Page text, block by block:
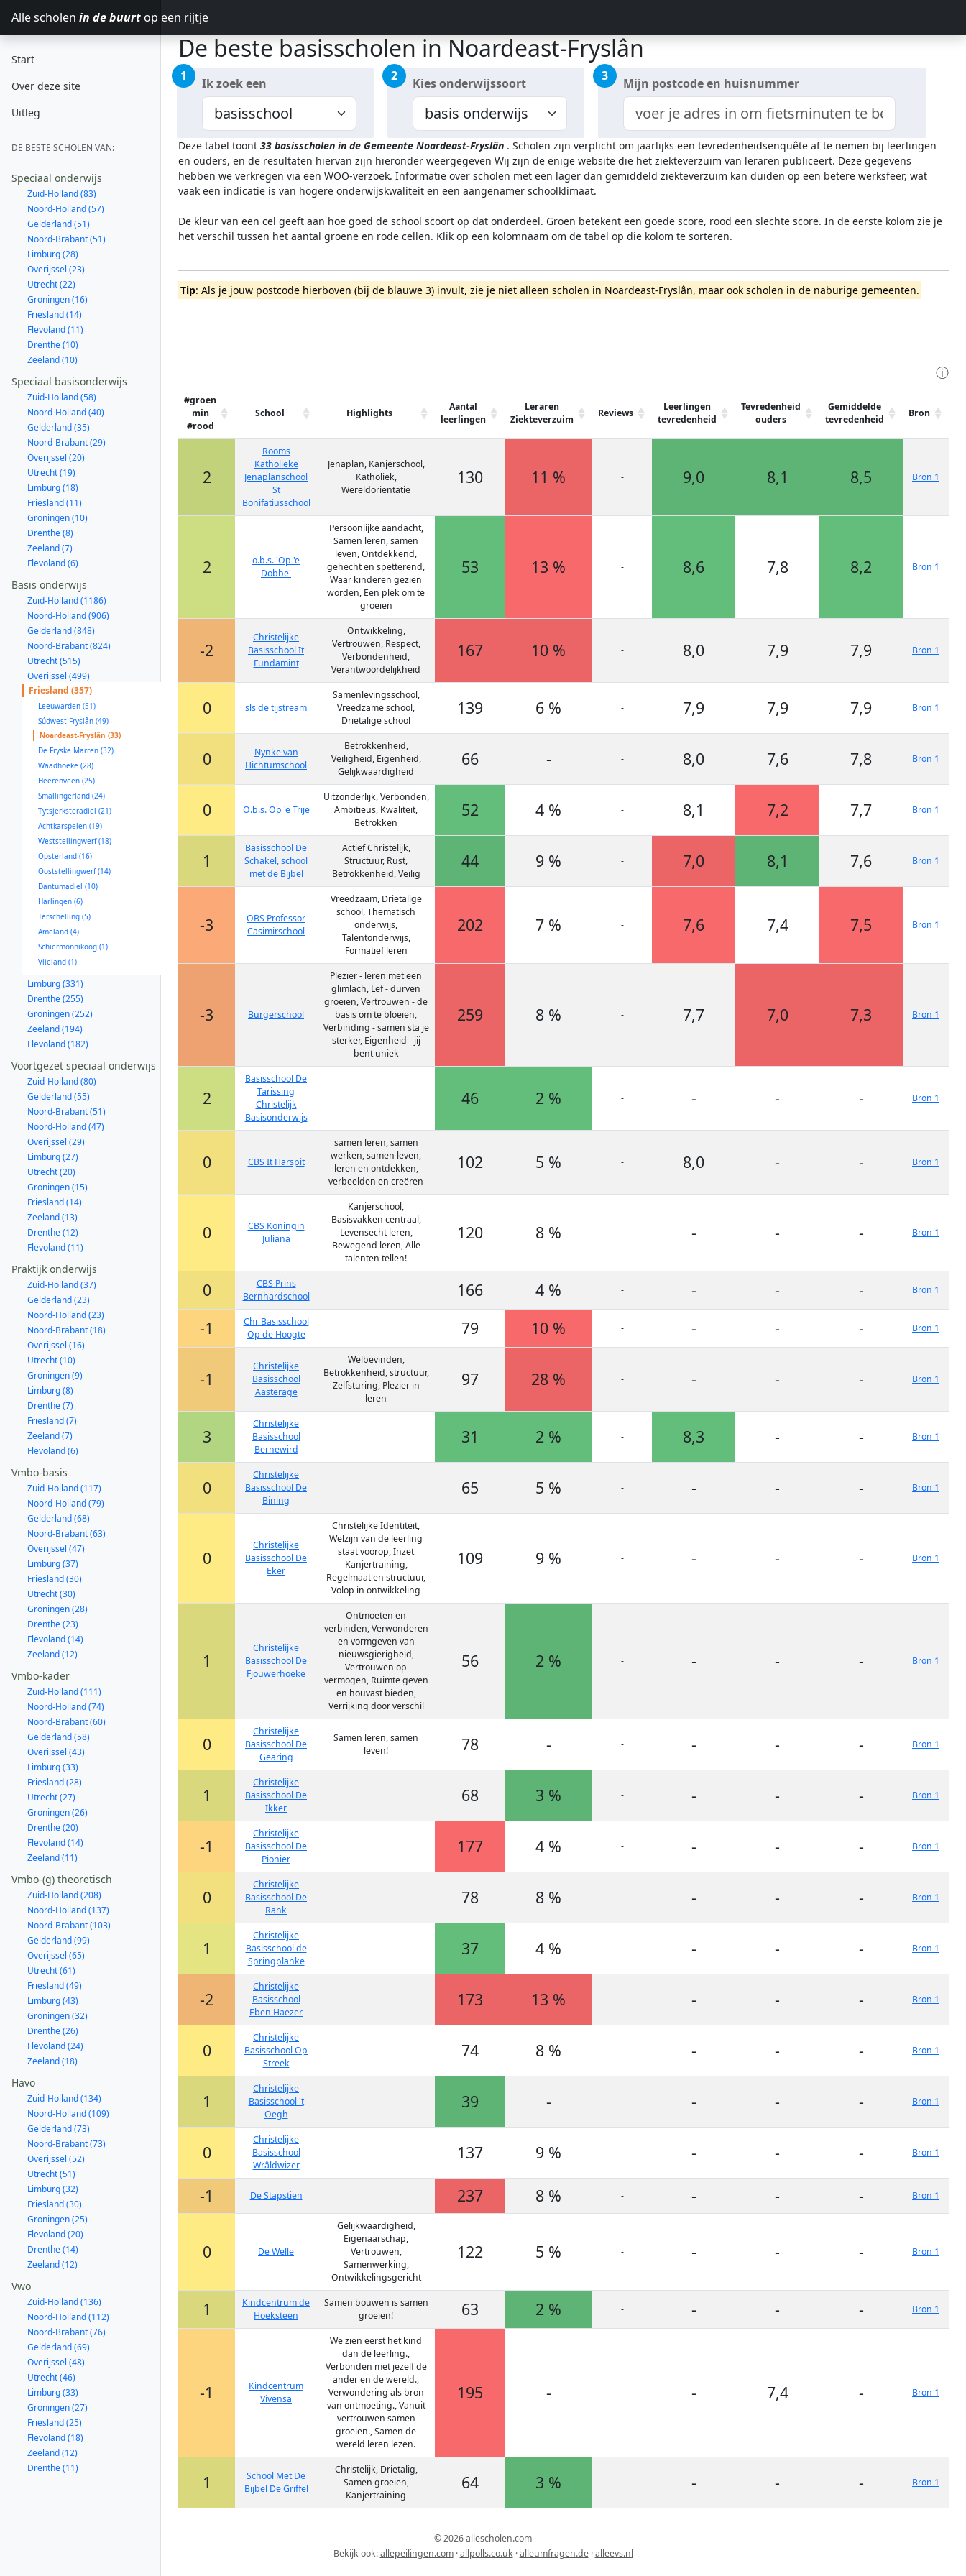
Alle scholen in de buurt op een rijtje
Start
Over deze site
Uitleg
DE BESTE SCHOLEN VAN:
Speciaal onderwijs
Zuid-Holland (83)
Noord-Holland (57)
Gelderland (51)
Noord-Brabant (51)
Limburg (28)
Overijssel (23)
Utrecht (22)
Groningen (16)
Friesland (14)
Flevoland (11)
Drenthe (10)
Zeeland (10)
Speciaal basisonderwijs
Zuid-Holland (58)
Noord-Holland (40)
Gelderland (35)
Noord-Brabant (29)
Overijssel (20)
Utrecht (19)
Limburg (18)
Friesland (11)
Groningen (10)
Drenthe (8)
Zeeland (7)
Flevoland (6)
Basis onderwijs
Zuid-Holland (1186)
Noord-Holland (906)
Gelderland (848)
Noord-Brabant (824)
Utrecht (515)
Overijssel (499)
Friesland (357)
Leeuwarden (51)
Súdwest-Fryslân (49)
Noardeast-Fryslân (33)
De Fryske Marren (32)
Waadhoeke (28)
Heerenveen (25)
Smallingerland (24)
Tytsjerksteradiel (21)
Achtkarspelen (19)
Weststellingwerf (18)
Opsterland (16)
Ooststellingwerf (14)
Dantumadiel (10)
Harlingen (6)
Terschelling (5)
Ameland (4)
Schiermonnikoog (1)
Vlieland (1)
Limburg (331)
Drenthe (255)
Groningen (252)
Zeeland (194)
Flevoland (182)
Voortgezet speciaal onderwijs
Zuid-Holland (80)
Gelderland (55)
Noord-Brabant (51)
Noord-Holland (47)
Overijssel (29)
Limburg (27)
Utrecht (20)
Groningen (15)
Friesland (14)
Zeeland (13)
Drenthe (12)
Flevoland (11)
Praktijk onderwijs
Zuid-Holland (37)
Gelderland (23)
Noord-Holland (23)
Noord-Brabant (18)
Overijssel (16)
Utrecht (10)
Groningen (9)
Limburg (8)
Drenthe (7)
Friesland (7)
Zeeland (7)
Flevoland (6)
Vmbo-basis
Zuid-Holland (117)
Noord-Holland (79)
Gelderland (68)
Noord-Brabant (63)
Overijssel (47)
Limburg (37)
Friesland (30)
Utrecht (30)
Groningen (28)
Drenthe (23)
Flevoland (14)
Zeeland (12)
Vmbo-kader
Zuid-Holland (111)
Noord-Holland (74)
Noord-Brabant (60)
Gelderland (58)
Overijssel (43)
Limburg (33)
Friesland (28)
Utrecht (27)
Groningen (26)
Drenthe (20)
Flevoland (14)
Zeeland (11)
Vmbo-(g) theoretisch
Zuid-Holland (208)
Noord-Holland (137)
Noord-Brabant (103)
Gelderland (99)
Overijssel (65)
Utrecht (61)
Friesland (49)
Limburg (43)
Groningen (32)
Drenthe (26)
Flevoland (24)
Zeeland (18)
Havo
Zuid-Holland (134)
Noord-Holland (109)
Gelderland (73)
Noord-Brabant (73)
Overijssel (52)
Utrecht (51)
Limburg (32)
Friesland (30)
Groningen (25)
Flevoland (20)
Drenthe (14)
Zeeland (12)
Vwo
Zuid-Holland (136)
Noord-Holland (112)
Noord-Brabant (76)
Gelderland (69)
Overijssel (48)
Utrecht (46)
Limburg (33)
Groningen (27)
Friesland (25)
Flevoland (18)
Zeeland (12)
Drenthe (11)
De beste basisscholen in Noardeast-Fryslân
1 Ik zoek een 2 Kies onderwijssoort 3 Mijn postcode en huisnummer
Deze tabel toont 33 basisscholen in de Gemeente Noardeast-Fryslân . Scholen zijn verplicht om jaarlijks een tevredenheidsenquête af te nemen bij leerlingen
en ouders, en de resultaten hiervan zijn hieronder weergegeven Wij zijn de enige website die het ziekteverzuim van leraren publiceert. Deze gegevens
hebben we verkregen via een WOO-verzoek. Informatie over scholen met een lager dan gemiddeld ziekteverzuim kan duiden op een betere werksfeer, wat
vaak een indicatie is van hogere onderwijskwaliteit en een aangenamer schoolklimaat.
De kleur van een cel geeft aan hoe goed de school scoort op dat onderdeel. Groen betekent een goede score, rood een slechte score. In de eerste kolom zie je
het verschil tussen het aantal groene en rode cellen. Klik op een kolomnaam om de tabel op die kolom te sorteren.
Tip: Als je jouw postcode hierboven (bij de blauwe 3) invult, zie je niet alleen scholen in Noardeast-Fryslân, maar ook scholen in de naburige gemeenten.
ⓘ
#groen
min
#rood
School Highlights
Aantal
leerlingen
Leraren
Ziekteverzuim
Reviews
Leerlingen
tevredenheid
Tevredenheid
ouders
Gemiddelde
tevredenheid
Bron
2
Rooms
Katholieke
Jenaplanschool
St
Bonifatiusschool
Jenaplan, Kanjerschool,
Katholiek,
Wereldoriëntatie
130 11 % - 9,0 8,1 8,5 Bron 1
2
o.b.s. 'Op 'e
Dobbe'
Persoonlijke aandacht,
Samen leren, samen
leven, Ontdekkend,
gehecht en spetterend,
Waar kinderen gezien
worden, Een plek om te
groeien
53 13 % - 8,6 7,8 8,2 Bron 1
-2
Christelijke
Basisschool It
Fundamint
Ontwikkeling,
Vertrouwen, Respect,
Verbondenheid,
Verantwoordelijkheid
167 10 % - 8,0 7,9 7,9 Bron 1
0 sls de tijstream
Samenlevingsschool,
Vreedzame school,
Drietalige school
139 6 % - 7,9 7,9 7,9 Bron 1
0
Nynke van
Hichtumschool
Betrokkenheid,
Veiligheid, Eigenheid,
Gelijkwaardigheid
66 - - 8,0 7,6 7,8 Bron 1
0 O.b.s. Op 'e Trije
Uitzonderlijk, Verbonden,
Ambitieus, Kwaliteit,
Betrokken
52 4 % - 8,1 7,2 7,7 Bron 1
1
Basisschool De
Schakel, school
met de Bijbel
Actief Christelijk,
Structuur, Rust,
Betrokkenheid, Veilig
44 9 % - 7,0 8,1 7,6 Bron 1
-3
OBS Professor
Casimirschool
Vreedzaam, Drietalige
school, Thematisch
onderwijs,
Talentonderwijs,
Formatief leren
202 7 % - 7,6 7,4 7,5 Bron 1
-3 Burgerschool
Plezier - leren met een
glimlach, Lef - durven
groeien, Vertrouwen - de
basis om te bloeien,
Verbinding - samen sta je
sterker, Eigenheid - jij
bent uniek
259 8 % - 7,7 7,0 7,3 Bron 1
2
Basisschool De
Tarissing
Christelijk
Basisonderwijs
46 2 % - - - - Bron 1
0 CBS It Harspit
samen leren, samen
werken, samen leven,
leren en ontdekken,
verbeelden en creëren
102 5 % - 8,0 - - Bron 1
0
CBS Koningin
Juliana
Kanjerschool,
Basisvakken centraal,
Levensecht leren,
Bewegend leren, Alle
talenten tellen!
120 8 % - - - - Bron 1
0
CBS Prins
Bernhardschool
166 4 % - - - - Bron 1
-1
Chr Basisschool
Op de Hoogte
79 10 % - - - - Bron 1
-1
Christelijke
Basisschool
Aasterage
Welbevinden,
Betrokkenheid, structuur,
Zelfsturing, Plezier in
leren
97 28 % - - - - Bron 1
3
Christelijke
Basisschool
Bernewird
31 2 % - 8,3 - - Bron 1
0
Christelijke
Basisschool De
Bining
65 5 % - - - - Bron 1
0
Christelijke
Basisschool De
Eker
Christelijke Identiteit,
Welzijn van de leerling
staat voorop, Inzet
Kanjertraining,
Regelmaat en structuur,
Volop in ontwikkeling
109 9 % - - - - Bron 1
1
Christelijke
Basisschool De
Fjouwerhoeke
Ontmoeten en
verbinden, Verwonderen
en vormgeven van
nieuwsgierigheid,
Vertrouwen op
vermogen, Ruimte geven
en houvast bieden,
Verrijking door verschil
56 2 % - - - - Bron 1
0
Christelijke
Basisschool De
Gearing
Samen leren, samen
leven!
78 - - - - - Bron 1
1
Christelijke
Basisschool De
Ikker
68 3 % - - - - Bron 1
-1
Christelijke
Basisschool De
Pionier
177 4 % - - - - Bron 1
0
Christelijke
Basisschool De
Rank
78 8 % - - - - Bron 1
1
Christelijke
Basisschool de
Springplanke
37 4 % - - - - Bron 1
-2
Christelijke
Basisschool
Eben Haezer
173 13 % - - - - Bron 1
0
Christelijke
Basisschool Op
Streek
74 8 % - - - - Bron 1
1
Christelijke
Basisschool 't
Oegh
39 - - - - - Bron 1
0
Christelijke
Basisschool
Wrâldwizer
137 9 % - - - - Bron 1
-1 De Stapstien 237 8 % - - - - Bron 1
0 De Welle
Gelijkwaardigheid,
Eigenaarschap,
Vertrouwen,
Samenwerking,
Ontwikkelingsgericht
122 5 % - - - - Bron 1
1
Kindcentrum de
Hoeksteen
Samen bouwen is samen
groeien!
63 2 % - - - - Bron 1
-1
Kindcentrum
Vivensa
We zien eerst het kind
dan de leerling.,
Verbonden met jezelf de
ander en de wereld.,
Verwondering als bron
van ontmoeting., Vanuit
vertrouwen samen
groeien., Samen de
wereld leren lezen.
195 - - - 7,4 - Bron 1
1
School Met De
Bijbel De Griffel
Christelijk, Drietalig,
Samen groeien,
Kanjertraining
64 3 % - - - - Bron 1
© 2026 allescholen.com
Bekijk ook:allepeilingen.com·allpolls.co.uk ·alleumfragen.de·alleevs.nl